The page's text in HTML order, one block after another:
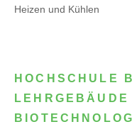
Heizen und Kühlen
HOCHSCHULE